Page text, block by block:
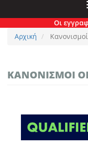
Οι εγγραφές για
Αρχική
ΚΑΝΟΝΙΣΜΟΊ